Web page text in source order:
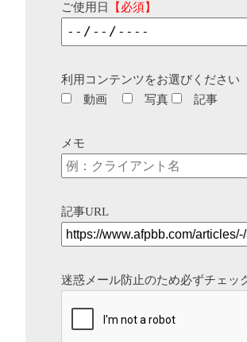
ご使用日 【必須】
利用コンテンツをお選びください
動画
写真 記事
メモ
記事URL
迷惑メール防止のため必ずチェッ